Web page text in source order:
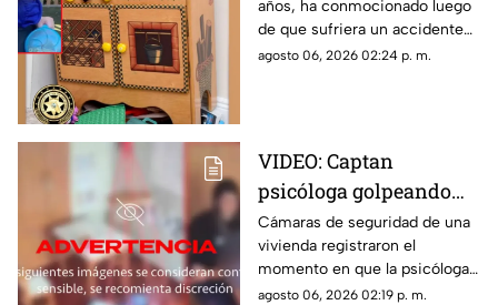
años, ha conmocionado luego
de que sufriera un accidente
doméstico con una cocina de
agosto 06, 2026 02:24 p. m.
VIDEO: Captan
psicóloga golpeando
brutalmente a niño
INDEFENSO con
autismo y epilepsia
Cámaras de seguridad de una
vivienda registraron el
momento en que la psicóloga
agredió físicamente a un niño
agosto 06, 2026 02:19 p. m.